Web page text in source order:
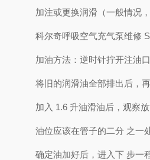
加注或更换润滑（一般情况
科尔奇呼吸空气充气泵维修
加油方法：逆时针拧开注油
将旧的润滑油全部排出后，
加入 1.6 升油滑油后，观察
油位应该在管子的二分 之一处
确定油加好后，进入下 步一